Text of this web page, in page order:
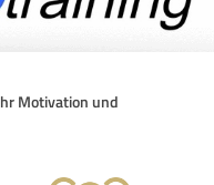
Motivation und